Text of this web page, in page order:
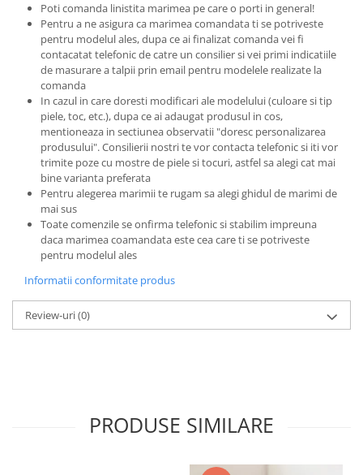
Poti comanda linistita marimea pe care o porti in general!
Pentru a ne asigura ca marimea comandata ti se potriveste
pentru modelul ales, dupa ce ai finalizat comanda vei fi
contacatat telefonic de catre un consilier si vei primi indicatiile
de masurare a talpii prin email pentru modelele realizate la
comanda
In cazul in care doresti modificari ale modelului (culoare si tip
piele, toc, etc.), dupa ce ai adaugat produsul in cos,
mentioneaza in sectiunea observatii "doresc personalizarea
produsului". Consilierii nostri te vor contacta telefonic si iti vor
trimite poze cu mostre de piele si tocuri, astfel sa alegi cat mai
bine varianta preferata
Pentru alegerea marimii te rugam sa alegi ghidul de marimi de
mai sus
Toate comenzile se onfirma telefonic si stabilim impreuna
daca marimea coamandata este cea care ti se potriveste
pentru modelul ales
Informatii conformitate produs
Review-uri(0)
PRODUSE SIMILARE